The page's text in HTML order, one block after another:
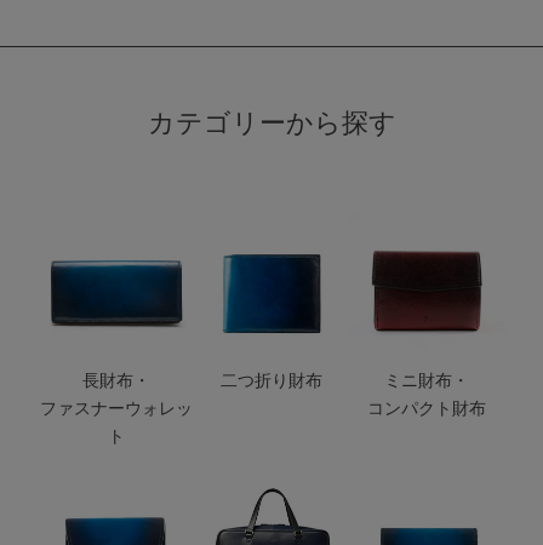
カテゴリーから探す
長財布・
ファスナーウォレッ
ト
二つ折り財布
ミニ財布・
コンパクト財布